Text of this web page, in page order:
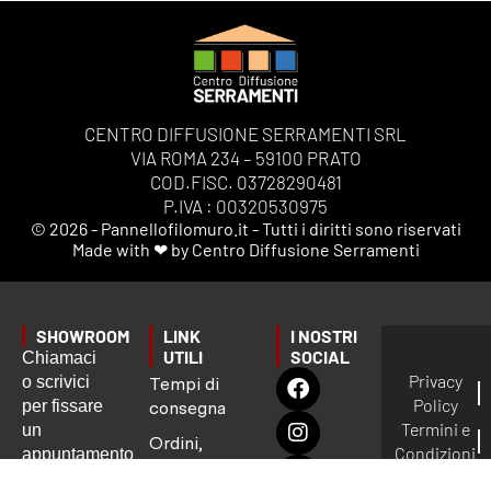
CENTRO DIFFUSIONE SERRAMENTI SRL
VIA ROMA 234 – 59100 PRATO
COD.FISC. 03728290481
P.IVA : 00320530975
© 2026 - Pannellofilomuro.it - Tutti i diritti sono riservati
Made with ❤ by Centro Diffusione Serramenti
SHOWROOM
Chiamaci
o scrivici
per fissare
un
appuntamento
LINK
UTILI
Tempi di
consegna
Ordini,
I NOSTRI
SOCIAL
Privacy
Policy
Termini e
Condizioni